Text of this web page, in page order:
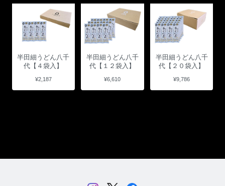
半田細うどん八千
代【４袋入】
¥2,187
半田細うどん八千
代【１２袋入】
¥6,610
半田細うどん八千
代【２０袋入】
¥9,786